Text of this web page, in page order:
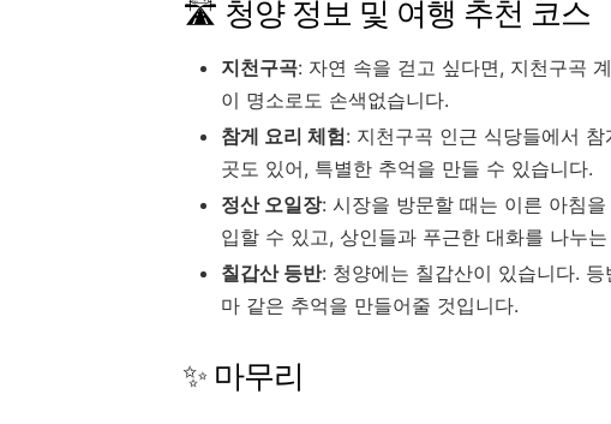
🛣️ 청양 정보 및 여행 추천 코스
지천구곡: 자연 속을 걷고 싶다면, 지천구곡
이 명소로도 손색없습니다.
참게 요리 체험: 지천구곡 인근 식당들에서
곳도 있어, 특별한 추억을 만들 수 있습니다.
정산 오일장: 시장을 방문할 때는 이른 아침
입할 수 있고, 상인들과 푸근한 대화를 나누
칠갑산 등반: 청양에는 칠갑산이 있습니다.
마 같은 추억을 만들어줄 것입니다.
✨ 마무리